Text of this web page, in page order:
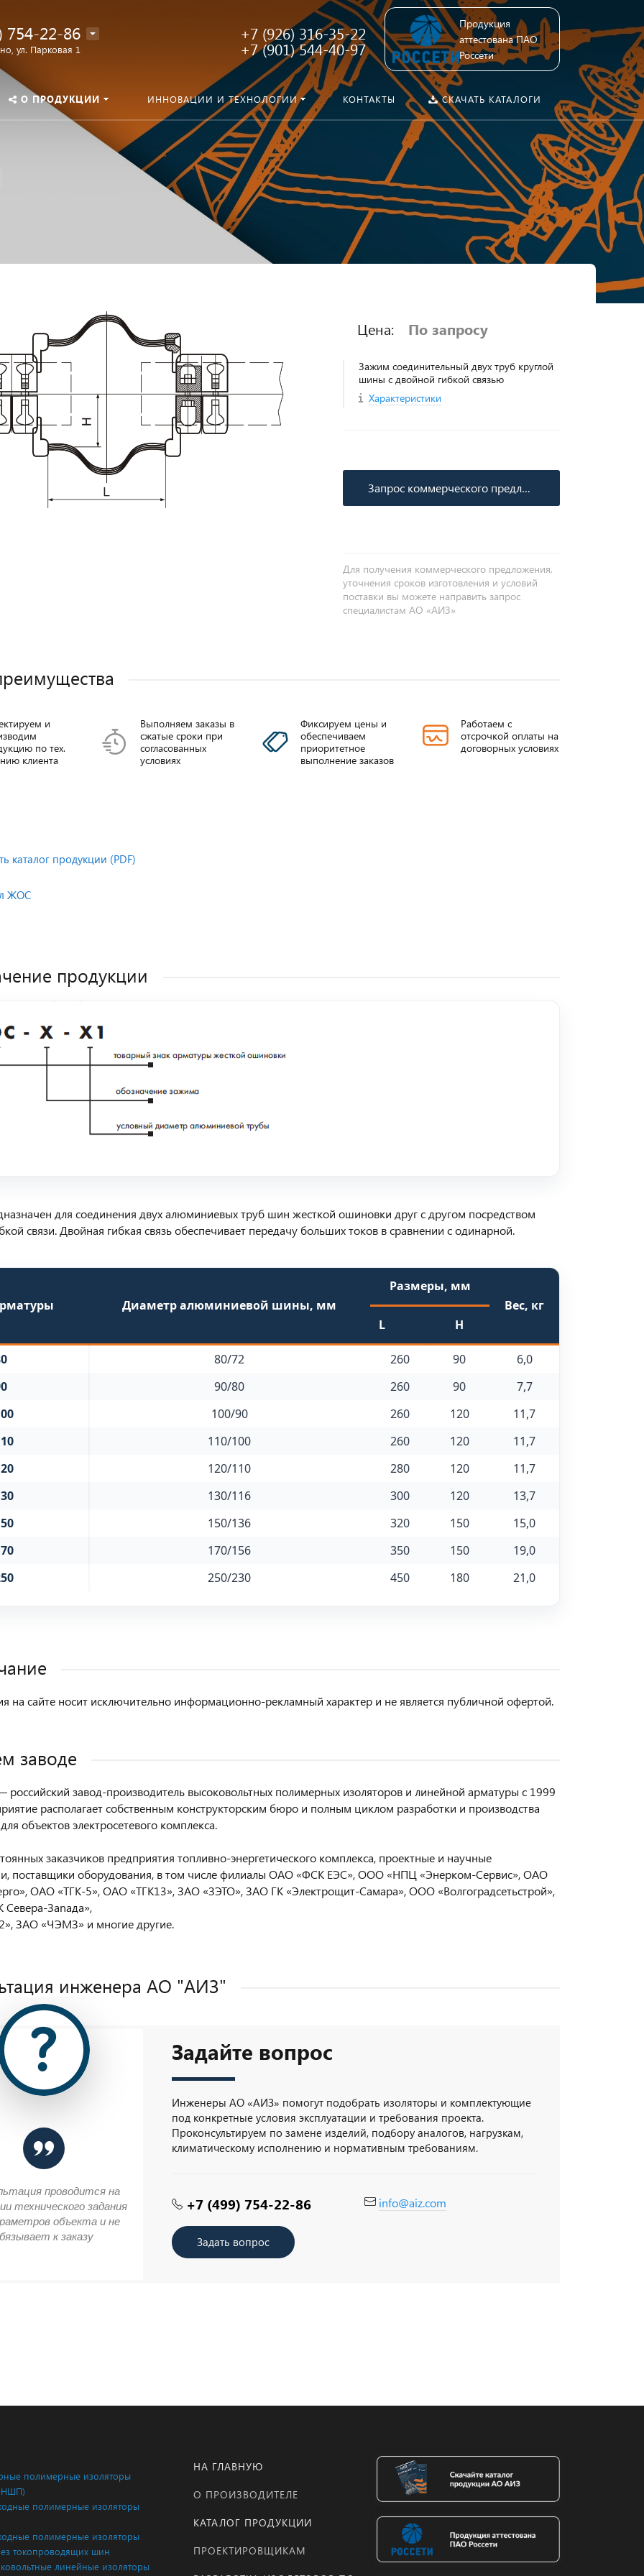
754-22-86
ул. Парковая 1
+7 (926) 316-35-22
+7 (901) 544-40-97
Продукция
аттестована ПАО
Россети
О ПРОДУКЦИИ ИННОВАЦИИ И ТЕХНОЛОГИИ КОНТАКТЫ СКАЧАТЬ КАТАЛОГИ
ППВм-35
Цена: По запросу
Зажим соединительный двух труб круглой
шины с двойной гибкой связью
Характеристики
Запрос коммерческого предложения
Для получения коммерческого предложения,
уточнения сроков изготовления и условий
поставки вы можете направить запрос
специалистам АО «АИЗ»
и
по тех.
клиента
Выполняем заказы в
сжатые сроки при
согласованных
условиях
Фиксируем цены и
обеспечиваем
приоритетное
выполнение заказов
Работаем с
отсрочкой оплаты на
договорных условиях
каталог продукции (PDF)
ЖОС
продукции
для соединения двух алюминиевых труб шин жесткой ошиновки друг с другом посредством
связи. Двойная гибкая связь обеспечивает передачу больших токов в сравнении с одинарной.
Диаметр алюминиевой шины, мм
Размеры, мм
Вес, кг
L
H
80/72 260 90
6,0
90/80 260 90
7,7
100/90 260 120
11,7
110/100 260 120
11,7
120/110 280 120
11,7
130/116 300 120
13,7
150/136 320 150
15,0
170/156 350 150
19,0
250/230 450 180 21,0
на сайте носит исключительно информационно-рекламный характер и не является публичной офертой.
заводе
завод-производитель высоковольтных полимерных изоляторов и линейной арматуры с 1999
располагает собственным конструкторским бюро и полным циклом разработки и производства
объектов электросетевого комплекса.
заказчиков предприятия топливно-энергетического комплекса, проектные и научные
поставщики оборудования, в том числе филиалы ОАО «ФСК ЕЭС», ООО «НПЦ «Энерком-Сервис», ОАО
ОАО «ТГК-5», ОАО «ТГК13», ЗАО «ЗЭТО», ЗАО ГК «Электрощит-Самара», ООО «Волгоградсетьстрой»,
Заnада»,
ЗАО «ЧЭМЗ» и многие другие.
инженера AO "АИЗ"
Задайте вопрос
Инженеры АО «АИЗ» помогут подобрать изоляторы и комплектующие
под конкретные условия эксплуатации и требования проекта.
Проконсультируем по замене изделий, подбору аналогов, нагрузкам,
климатическому исполнению и нормативным требованиям.
+7 (499) 754-22-86 info@aiz.com
Задать вопрос
проводится на
технического задания
объекта и не
к заказу
полимерные изоляторы
полимерные изоляторы
полимерные изоляторы
токопроводящих шин
линейные изоляторы
НА ГЛАВНУЮ
О ПРОИЗВОДИТЕЛЕ
КАТАЛОГ ПРОДУКЦИИ
ПРОЕКТИРОВЩИКАМ